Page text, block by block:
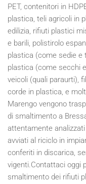
PET, contenitori in
plastica, teli agricoli in
edilizia, rifiuti plastici
e barili, polistirolo
plastica (come sedie e
plastica (come secchi
veicoli (quali paraurti),
corde in plastica, e
Marengo vengono
di smaltimento a
attentamente
avviati al riciclo in
conferiti in discarica,
vigenti.Contattaci oggi
smaltimento dei rifiuti